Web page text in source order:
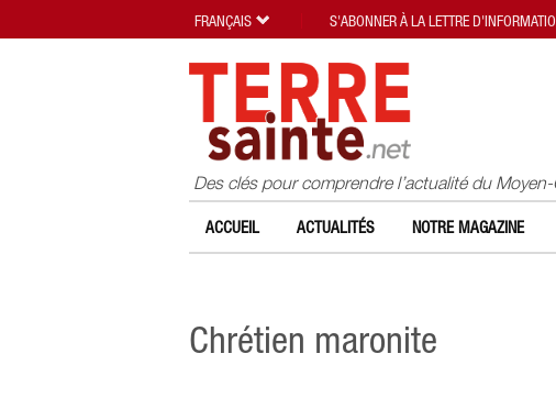
Des clés pour comprendre l’actualité du
ACCUEIL ACTUALITÉS NOTRE MAGAZINE
Chrétien maronite
FRANÇAIS S'ABONNER À LA LETTRE